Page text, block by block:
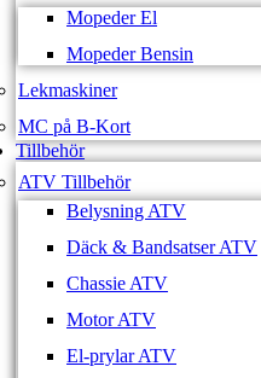
Mopeder El
Mopeder Bensin
Lekmaskiner
MC på B-Kort
Tillbehör
ATV Tillbehör
Belysning ATV
Däck & Bandsatser ATV
Chassie ATV
Motor ATV
El-prylar ATV